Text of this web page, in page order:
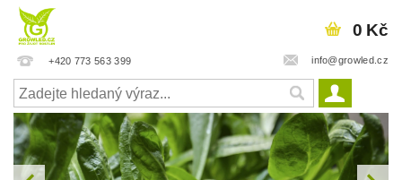
+420 773 563 399 info@growled.cz
0 Kč